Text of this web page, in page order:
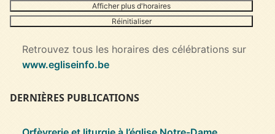
Afficher plus d'horaires
Réinitialiser
Retrouvez tous les horaires des célébrations sur
www.egliseinfo.be
DERNIÈRES PUBLICATIONS